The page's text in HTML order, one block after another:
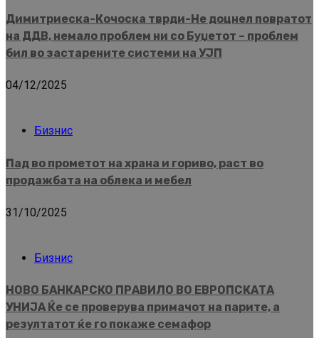
Димитриеска-Кочоска тврди-Не доцнел повратот
на ДДВ, немало проблем ни со Буџетот – проблем
бил во застарените системи на УЈП
04/12/2025
Бизнис
Пад во прометот на храна и гориво, раст во
продажбата на облека и мебел
31/10/2025
Бизнис
НОВО БАНКАРСКО ПРАВИЛО ВО ЕВРОПСКАТА
УНИЈА Ќе се проверува примачот на парите, а
резултатот ќе го покаже семафор